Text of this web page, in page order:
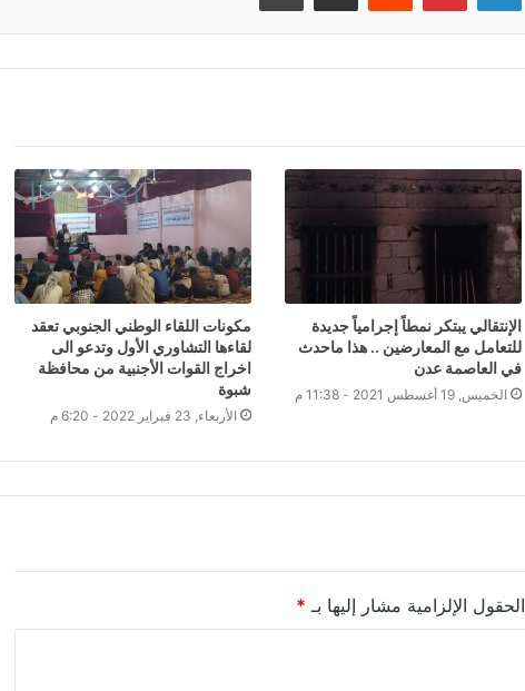
الإنتقالي يبتكر نمطاً إجرامياً جديدة
للتعامل مع المعارضين .. هذا ماحدث
في العاصمة عدن
الخميس, 19 أغسطس 2021 - 11:38 م
مكونات اللقاء الوطني الجنوبي تعقد
لقاءها التشاوري الأول وتدعو الى
اخراج القوات الأجنبية من محافظة
شبوة
الأربعاء, 23 فبراير 2022 - 6:20 م
الحقول الإلزامية مشار إليها بـ *